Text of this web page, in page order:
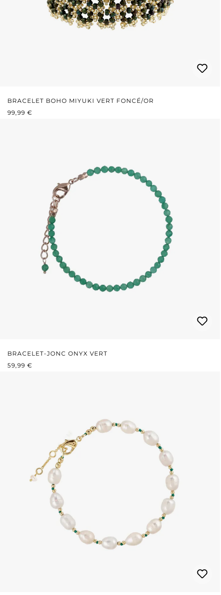
BRACELET BOHO MIYUKI VERT FONCÉ/OR
PRIX RÉGULIER :
99,99 €
BRACELET-JONC ONYX VERT
PRIX RÉGULIER :
59,99 €